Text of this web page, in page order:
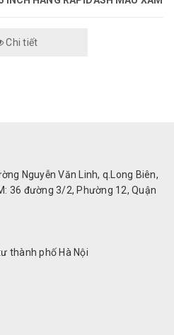
Chi tiết
Nguyễn Văn Linh, q.Long Biên,
36 đường 3/2, Phường 12, Quận
thành phố Hà Nội